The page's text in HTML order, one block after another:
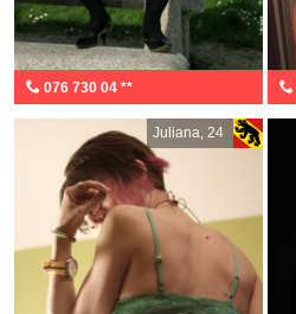
076 730 04 **
Juliana, 24